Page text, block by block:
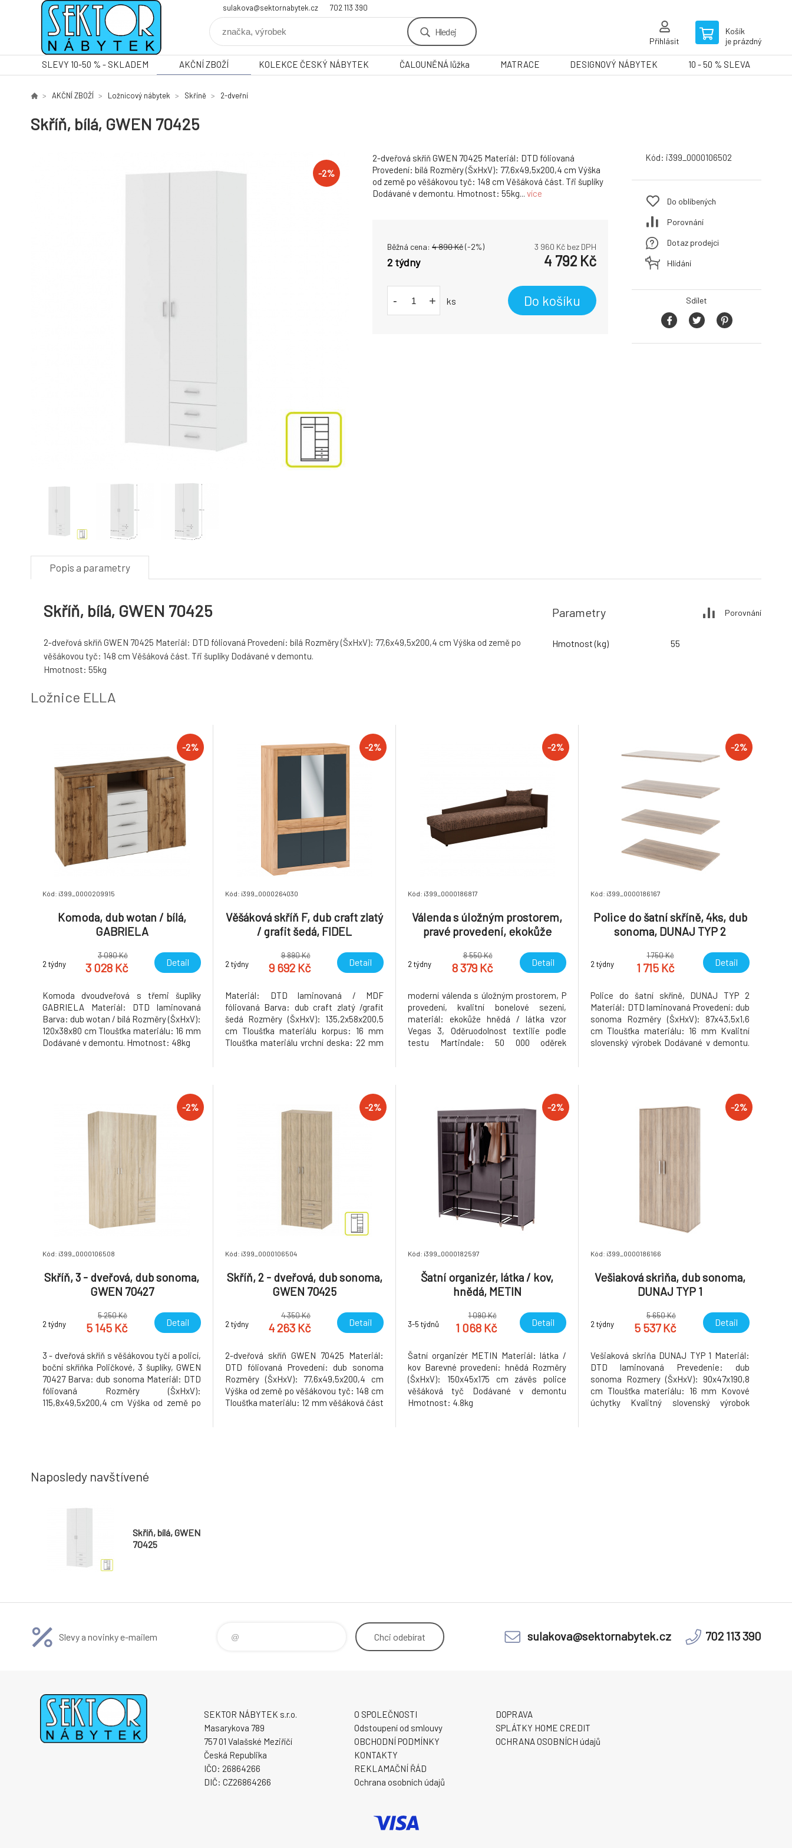
sulakova@sektornabytek.cz 702 113 390
Hledej
Přihlásit
Košík
je prázdný
SLEVY 10-50 % - SKLADEM AKČNÍ ZBOŽÍ KOLEKCE ČESKÝ NÁBYTEK ČALOUNĚNÁ lůžka MATRACE DESIGNOVÝ NÁBYTEK 10 - 50 % SLEVA
AKČNÍ ZBOŽÍ Ložnicový nábytek Skříně 2-dveřní
Skříň, bílá, GWEN 70425
-2%
2-dveřová skříň GWEN 70425 Materiál: DTD fóliovaná
Provedení: bílá Rozměry (ŠxHxV): 77,6x49,5x200,4 cm Výška
od země po věšákovou tyč: 148 cm Věšáková část. Tři šuplíky
Dodávané v demontu. Hmotnost: 55kg... více
Běžná cena: 4 890Kč(-2%) 3 960 Kč bez DPH
2 týdny 4 792 Kč
- + ks Do košíku
Kód: i399_0000106502
Do oblíbených
Porovnání
Dotaz prodejci
Hlídání
Sdílet
Popis a parametry
Skříň, bílá, GWEN 70425
2-dveřová skříň GWEN 70425 Materiál: DTD fóliovaná Provedení: bílá Rozměry (ŠxHxV): 77,6x49,5x200,4 cm Výška od země po
věšákovou tyč: 148 cm Věšáková část. Tři šuplíky Dodávané v demontu.
Hmotnost: 55kg
Parametry Porovnání
Hmotnost (kg) 55
Ložnice ELLA
-2%
Kód: i399_0000209915
Komoda, dub wotan / bílá,
GABRIELA
2 týdny
3 090 Kč
3 028 Kč Detail
Komoda dvoudveřová s třemi šuplíky
GABRIELA Materiál: DTD laminovaná
Barva: dub wotan / bílá Rozměry (ŠxHxV):
120x38x80 cm Tloušťka materiálu: 16 mm
Dodávané v demontu. Hmotnost: 48kg
-2%
Kód: i399_0000264030
Věšáková skříň F, dub craft zlatý
/ grafit šedá, FIDEL
2 týdny
9 890 Kč
9 692 Kč Detail
Materiál: DTD laminovaná / MDF
fóliovaná Barva: dub craft zlatý /grafit
šedá Rozměry (ŠxHxV): 135,2x58x200,5
cm Tloušťka materiálu korpus: 16 mm
Tloušťka materiálu vrchní deska: 22 mm
-2%
Kód: i399_0000186817
Válenda s úložným prostorem,
pravé provedení, ekokůže
2 týdny
8 550 Kč
8 379 Kč Detail
moderní válenda s úložným prostorem, P
provedení, kvalitní bonelové sezení,
materiál: ekokůže hnědá / látka vzor
Vegas 3, Oděruodolnost textilie podle
testu Martindale: 50 000 oděrek
-2%
Kód: i399_0000186167
Police do šatní skříně, 4ks, dub
sonoma, DUNAJ TYP 2
2 týdny
1 750 Kč
1 715 Kč Detail
Police do šatní skříně, DUNAJ TYP 2
Materiál: DTD laminovaná Provedení: dub
sonoma Rozměry (ŠxHxV): 87x43,5x1,6
cm Tloušťka materiálu: 16 mm Kvalitní
slovenský výrobek Dodávané v demontu.
-2%
Kód: i399_0000106508
Skříň, 3 - dveřová, dub sonoma,
GWEN 70427
2 týdny
5 250 Kč
5 145 Kč Detail
3 - dveřová skříň s věšákovou tyčí a policí,
boční skříňka Poličkové, 3 šuplíky, GWEN
70427 Barva: dub sonoma Materiál: DTD
fóliovaná Rozměry (ŠxHxV):
115,8x49,5x200,4 cm Výška od země po
-2%
Kód: i399_0000106504
Skříň, 2 - dveřová, dub sonoma,
GWEN 70425
2 týdny
4 350 Kč
4 263 Kč Detail
2-dveřová skříň GWEN 70425 Materiál:
DTD fóliovaná Provedení: dub sonoma
Rozměry (ŠxHxV): 77,6x49,5x200,4 cm
Výška od země po věšákovou tyč: 148 cm
Tloušťka materiálu: 12 mm věšáková část
-2%
Kód: i399_0000182597
Šatní organizér, látka / kov,
hnědá, METIN
3-5 týdnů
1 090 Kč
1 068 Kč Detail
Šatní organizér METIN Materiál: látka /
kov Barevné provedení: hnědá Rozměry
(ŠxHxV): 150x45x175 cm závěs police
věšáková tyč Dodávané v demontu
Hmotnost: 4.8kg
-2%
Kód: i399_0000186166
Vešiaková skriňa, dub sonoma,
DUNAJ TYP 1
2 týdny
5 650 Kč
5 537 Kč Detail
Vešiaková skriňa DUNAJ TYP 1 Materiál:
DTD laminovaná Prevedenie: dub
sonoma Rozmery (ŠxHxV): 90x47x190,8
cm Tloušťka materiálu: 16 mm Kovové
úchytky Kvalitný slovenský výrobok
Naposledy navštívené
Skříň, bílá, GWEN
70425
Slevy a novinky e-mailem Chci odebírat sulakova@sektornabytek.cz 702 113 390
SEKTOR NÁBYTEK s.r.o.
Masarykova 789
757 01 Valašské Meziříčí
Česká Republika
IČO: 26864266
DIČ: CZ26864266
O SPOLEČNOSTI
Odstoupení od smlouvy
OBCHODNÍ PODMÍNKY
KONTAKTY
REKLAMAČNÍ ŘÁD
Ochrana osobních údajů
DOPRAVA
SPLÁTKY HOME CREDIT
OCHRANA OSOBNÍCH údajů